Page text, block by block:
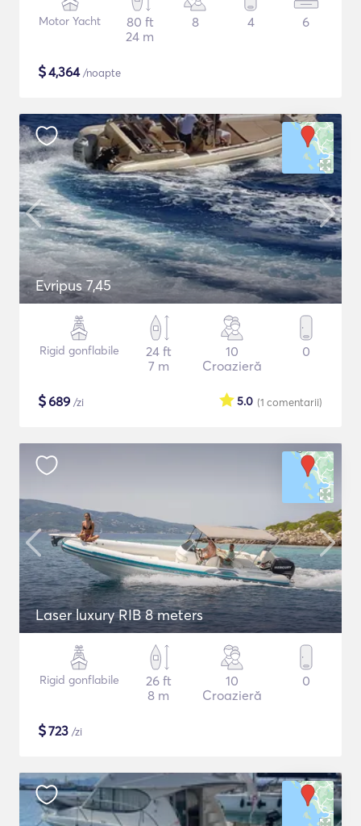
Motor Yacht
80 ft
24 m
8 4 6
$4,364/noapte
Evripus 7,45
Rigid gonflabile
24 ft
7 m
10
Croazieră
0
$689 /zi (1 comentarii)
5.0
Laser luxury RIB 8 meters
Rigid gonflabile
26 ft
8 m
10
Croazieră
0
$723 /zi